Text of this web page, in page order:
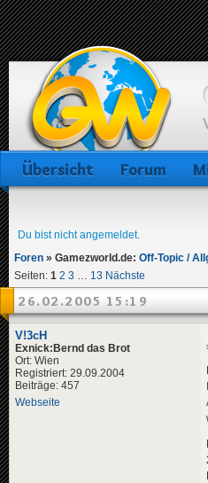
Übersicht Forum
Du bist nicht angemeldet.
Foren » Gamezworld.de: Off-Topic /
Seiten: 1 2 3 … 13 Nächste
26.02.2005 15:19
V!3cH
Exnick:Bernd das Brot
Ort: Wien
Registriert: 29.09.2004
Beiträge: 457
Webseite